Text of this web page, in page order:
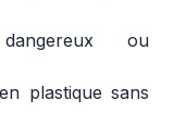
ou
plastique sans